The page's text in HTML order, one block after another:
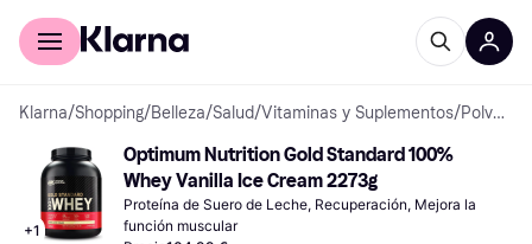
Comprar con Klarna
Klarna/Shopping/Belleza/Salud/Vitaminas y Suplementos/ Polvos de Proteína
+1
Optimum Nutrition Gold Standard 100%
Whey Vanilla Ice Cream 2273g
Proteína de Suero de Leche, Recuperación, Mejora la
función muscular